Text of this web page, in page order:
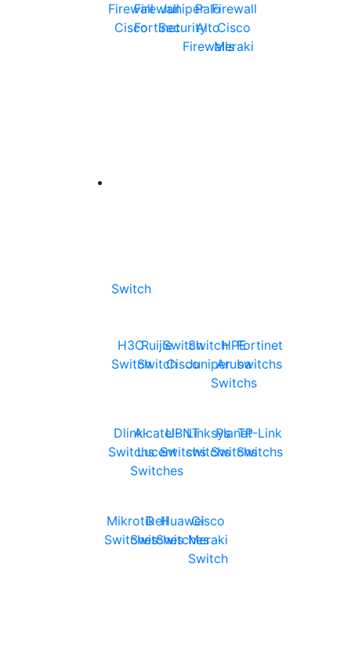
Firewall
Cisco
Firewall
Fortinet
Juniper
Security
Palo
Alto
Firewalls
Firewall
Cisco
Meraki
Switch
H3C
Switch
Ruijie
Switch
Switch
Cisco
Switch
Juniper
HPE
Aruba
Switchs
Fortinet
switchs
Dlink-
Switchs
Alcatel-
Lucent
Switches
UBNT
Switchs
Linksys
switchs
Planet
Switchs
TP-Link
Switchs
Mikrotik
Switches
Dell
Switches
Huawei
Switches
Cisco
Meraki
Switch